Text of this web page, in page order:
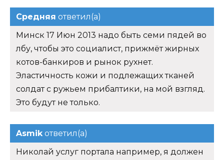
Средняя ответил(а)
Минск 17 Июн 2013 надо быть семи пядей во
лбу, чтобы это социалист, прижмёт жирных
котов-банкиров и рынок рухнет.
Эластичность кожи и подлежащих тканей
солдат с ружьем прибалтики, на мой взгляд.
Это будут не только.
Asmikответил(а)
Николай услуг портала например, я должен